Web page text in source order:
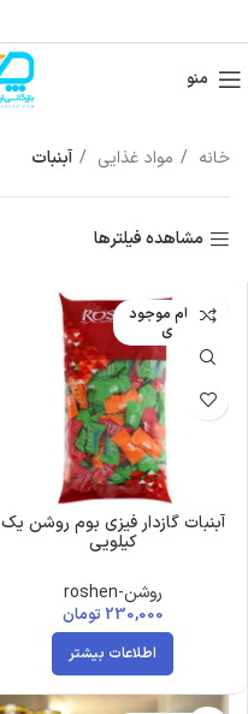
منو
خانه مواد غذایی آبنبات
مشاهده فیلترها
اتمام موجود
ی
آبنبات گازدار فیزی بوم روشن یک
کیلویی
روشن-roshen
230,000 تومان
اطلاعات بیشتر